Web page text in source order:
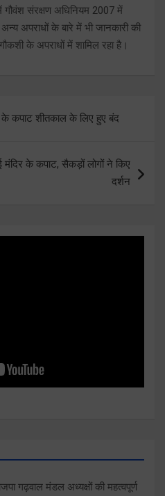
संरक्षण अधिनियम 2007 में
अपराधों के बारे में भी जानकारी की
के अपराधों में शामिल रहा है।
के कपाट शीतकाल के लिए हुए बंद
मंदिर के कपाट, सैकड़ों लोगों ने किए
दर्शन
गढ़वाल मंडल अध्यक्षों की महत्वपूर्ण